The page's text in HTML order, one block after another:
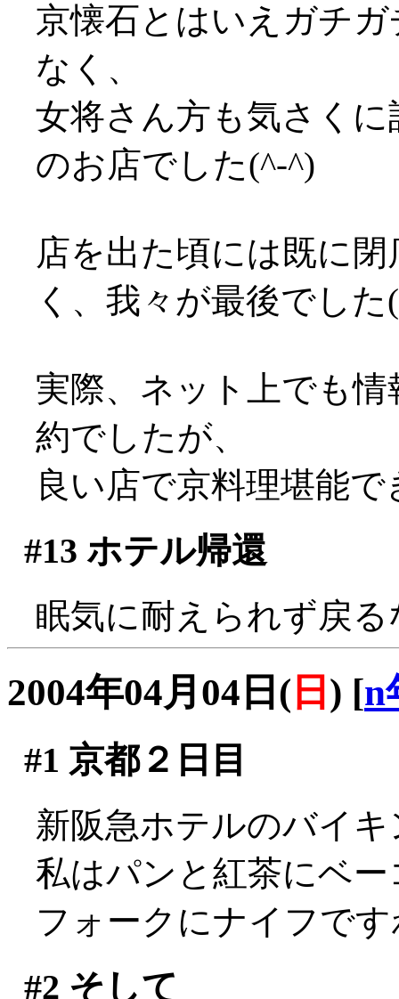
京懐石とはいえガチ
なく、
女将さん方も気さく
のお店でした(^-^)
店を出た頃には既に
く、我々が最後でした
実際、ネット上でも
約でしたが、
良い店で京料理堪能
#13 ホテル帰還
眠気に耐えられず戻
2004年04月04日( 日 ) [n
#1 京都２日目
新阪急ホテルのバイキ
私はパンと紅茶にベ
フォークにナイフで
#2 そして